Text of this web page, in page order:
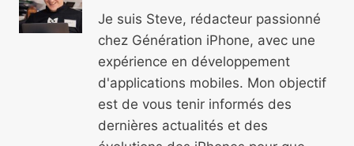
Je suis Steve, rédacteur passionné
chez Génération iPhone, avec une
expérience en développement
d'applications mobiles. Mon objectif
est de vous tenir informés des
dernières actualités et des